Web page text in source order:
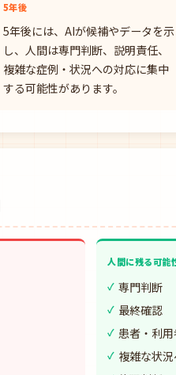
5年後
5年後には、AIが候補やデータを示
し、人間は専門判断、説明責任、
複雑な症例・状況への対応に集中
する可能性があります。
人間に残る可能
専門判断
最終確認
患者・利
複雑な状